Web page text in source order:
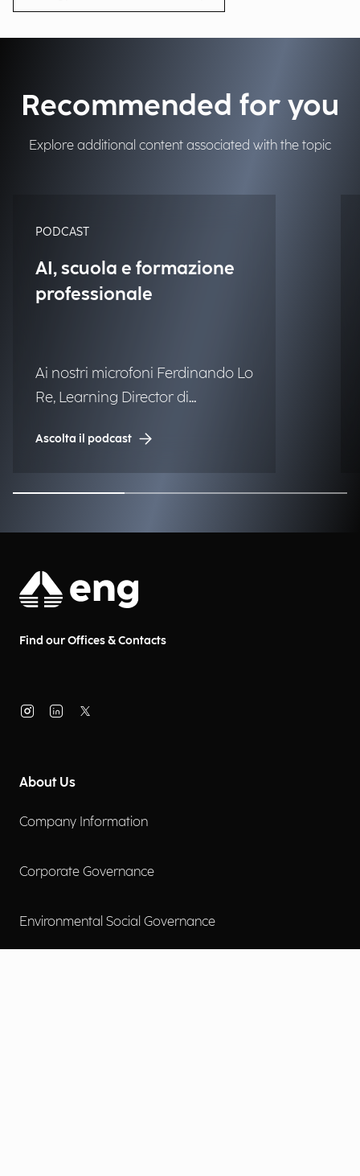
Recommended for you
Explore additional content associated with the topic
PODCAST
AI, scuola e formazione
professionale
Ai nostri microfoni Ferdinando Lo
Re, Learning Director di
Ascolta il podcast
Find our Offices & Contacts
About Us
Company Information
Corporate Governance
Environmental Social Governance